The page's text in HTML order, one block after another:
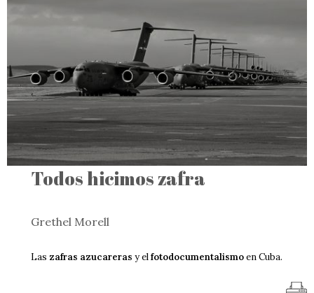
Todos hicimos zafra
Grethel Morell
Las zafras azucareras y elfotodocumentalismoen Cuba.